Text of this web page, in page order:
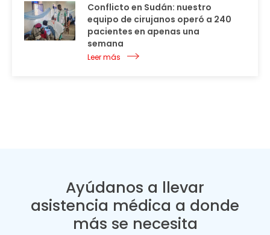
Conflicto en Sudán: nuestro
equipo de cirujanos operó a 240
pacientes en apenas una
semana
Leer más
Ayúdanos a llevar
asistencia médica a donde
más se necesita